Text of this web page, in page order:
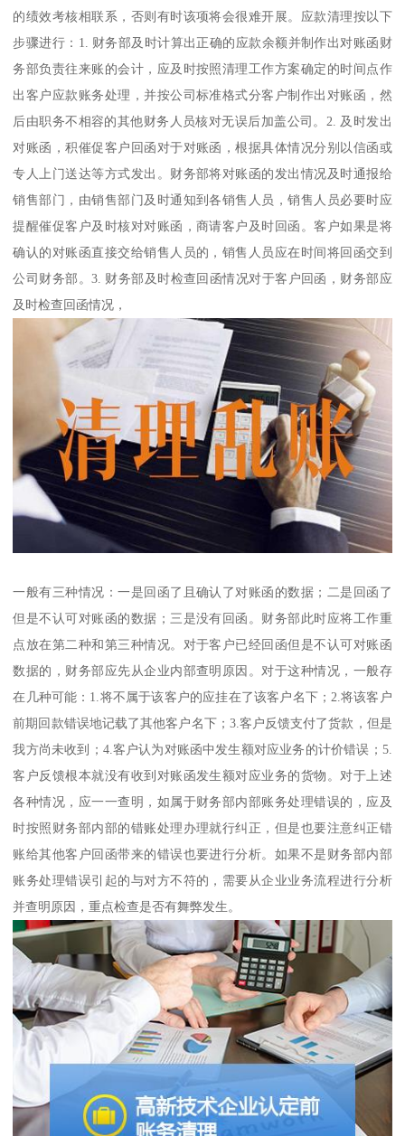
的绩效考核相联系，否则有时该项将会很难开展。应款清理按以下
步骤进行：1. 财务部及时计算出正确的应款余额并制作出对账函财
务部负责往来账的会计，应及时按照清理工作方案确定的时间点作
出客户应款账务处理，并按公司标准格式分客户制作出对账函，然
后由职务不相容的其他财务人员核对无误后加盖公司。2. 及时发出
对账函，积催促客户回函对于对账函，根据具体情况分别以信函或
专人上门送达等方式发出。财务部将对账函的发出情况及时通报给
销售部门，由销售部门及时通知到各销售人员，销售人员必要时应
提醒催促客户及时核对对账函，商请客户及时回函。客户如果是将
确认的对账函直接交给销售人员的，销售人员应在时间将回函交到
公司财务部。3. 财务部及时检查回函情况对于客户回函，财务部应
及时检查回函情况，
一般有三种情况：一是回函了且确认了对账函的数据；二是回函了
但是不认可对账函的数据；三是没有回函。财务部此时应将工作重
点放在第二种和第三种情况。对于客户已经回函但是不认可对账函
数据的，财务部应先从企业内部查明原因。对于这种情况，一般存
在几种可能：1.将不属于该客户的应挂在了该客户名下；2.将该客户
前期回款错误地记载了其他客户名下；3.客户反馈支付了货款，但是
我方尚未收到；4.客户认为对账函中发生额对应业务的计价错误；5.
客户反馈根本就没有收到对账函发生额对应业务的货物。对于上述
各种情况，应一一查明，如属于财务部内部账务处理错误的，应及
时按照财务部内部的错账处理办理就行纠正，但是也要注意纠正错
账给其他客户回函带来的错误也要进行分析。如果不是财务部内部
账务处理错误引起的与对方不符的，需要从企业业务流程进行分析
并查明原因，重点检查是否有舞弊发生。